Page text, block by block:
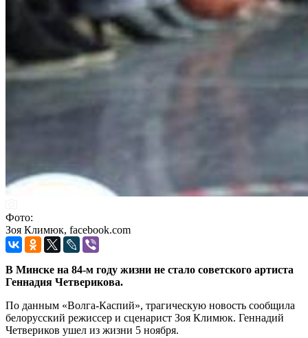
Фото:
Зоя Климюк, facebook.com
В Минске на 84-м году жизни не стало советского артиста
Геннадия Четверикова.
По данным «Волга-Каспий», трагическую новость сообщила
белорусский режиссер и сценарист Зоя Климюк. Геннадий
Четвериков ушел из жизни 5 ноября.